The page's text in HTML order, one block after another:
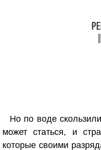
Но по воде
может статься, и
которые своими